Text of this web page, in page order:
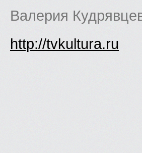
Валерия
http://tvkultura.ru